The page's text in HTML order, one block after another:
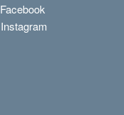
Facebook
Instagram